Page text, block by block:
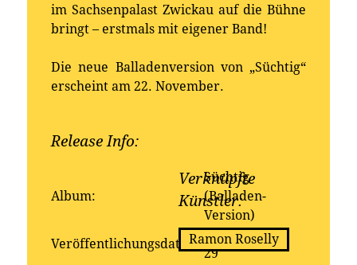
im Sachsenpalast Zwickau auf die Bühne
bringt – erstmals mit eigener Band!
Die neue Balladenversion von „Süchtig“
erscheint am 22. November.
Release Info:
Album:
Süchtig
(Balladen-
Version)
Veröffentlichungsdatum:
2024-11-
29
Verknüpfte
Künstler:
Ramon Roselly